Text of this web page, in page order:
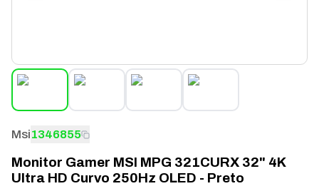
Msi1346855
Monitor Gamer MSI MPG 321CURX 32" 4K
Ultra HD Curvo 250Hz OLED - Preto